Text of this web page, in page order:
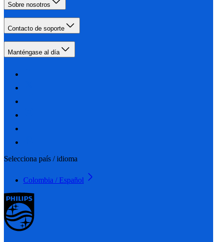
Sobre nosotros
Contacto de soporte
Manténgase al día
Selecciona país / idioma
Colombia / Español